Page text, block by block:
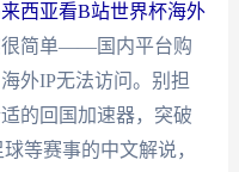
西亚看B站世界杯海外
很简单——国内平台购
外IP无法访问。别担
的回国加速器，突破
等赛事的中文解说，